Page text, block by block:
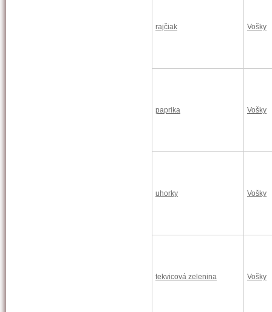
rajčiak Vošky
paprika Vošky
uhorky Vošky
tekvicová zelenina Vošky